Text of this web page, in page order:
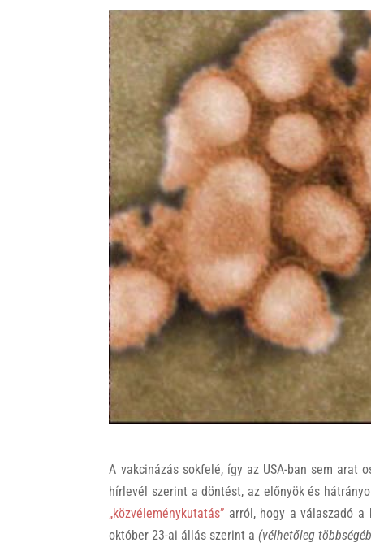
A vakcinázás sokfelé, így az USA-ban sem arat
hírlevél szerint a döntést, az előnyök és
„közvéleménykutatás” arról, hogy a válaszadó
október 23-ai állás szerint a (vélhetőleg